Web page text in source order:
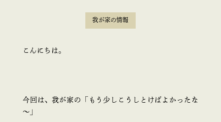
我が家の情報
こんにちは。
今回は、我が家の「もう少しこうしとけばよかったな
～」